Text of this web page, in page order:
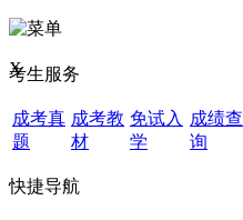
X
考生服务
成考真
题
成考教
材
免试入
学
成绩查
询
快捷导航